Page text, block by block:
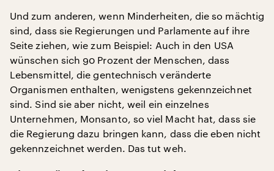
Und zum anderen, wenn Minderheiten, die so mächtig
sind, dass sie Regierungen und Parlamente auf ihre
Seite ziehen, wie zum Beispiel: Auch in den USA
wünschen sich 90 Prozent der Menschen, dass
Lebensmittel, die gentechnisch veränderte
Organismen enthalten, wenigstens gekennzeichnet
sind. Sind sie aber nicht, weil ein einzelnes
Unternehmen, Monsanto, so viel Macht hat, dass sie
die Regierung dazu bringen kann, dass die eben nicht
gekennzeichnet werden. Das tut weh.